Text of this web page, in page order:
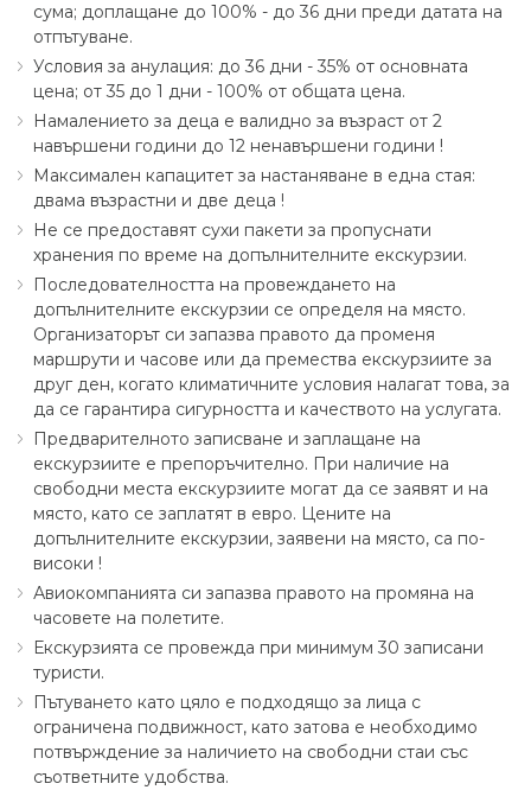
сума; доплащане до 100% - до 36 дни преди датата на
отпътуване.
Условия за анулация: до 36 дни - 35% от основната
цена; от 35 до 1 дни - 100% от общата цена.
Намалението за деца е валидно за възраст от 2
навършени години до 12 ненавършени години !
Максимален капацитет за настаняване в една стая:
двама възрастни и две деца !
Не се предоставят сухи пакети за пропуснати
хранения по време на допълнителните екскурзии.
Последователността на провеждането на
допълнителните екскурзии се определя на място.
Организаторът си запазва правото да променя
маршрути и часове или да премества екскурзиите за
друг ден, когато климатичните условия налагат това, за
да се гарантира сигурността и качеството на услугата.
Предварителното записване и заплащане на
екскурзиите е препоръчително. При наличие на
свободни места екскурзиите могат да се заявят и на
място, като се заплатят в евро. Цените на
допълнителните екскурзии, заявени на място, са по-
високи !
Авиокомпанията си запазва правото на промяна на
часовете на полетите.
Екскурзията се провежда при минимум 30 записани
туристи.
Пътуването като цяло е подходящо за лица с
ограничена подвижност, като затова е необходимо
потвърждение за наличието на свободни стаи със
съответните удобства.